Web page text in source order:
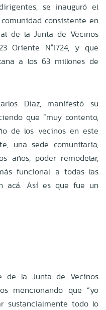
se inauguró el
consistente en
de la Junta de Vecinos
Oriente N°1724, y que
a los 63 millones de
Díaz, manifestó su
que “muy contento,
de los vecinos en este
una sede comunitaria,
años, poder remodelar,
funcional a todas las
acá. Así es que fue un
de la Junta de Vecinos
mencionando que “yo
sustancialmente todo lo